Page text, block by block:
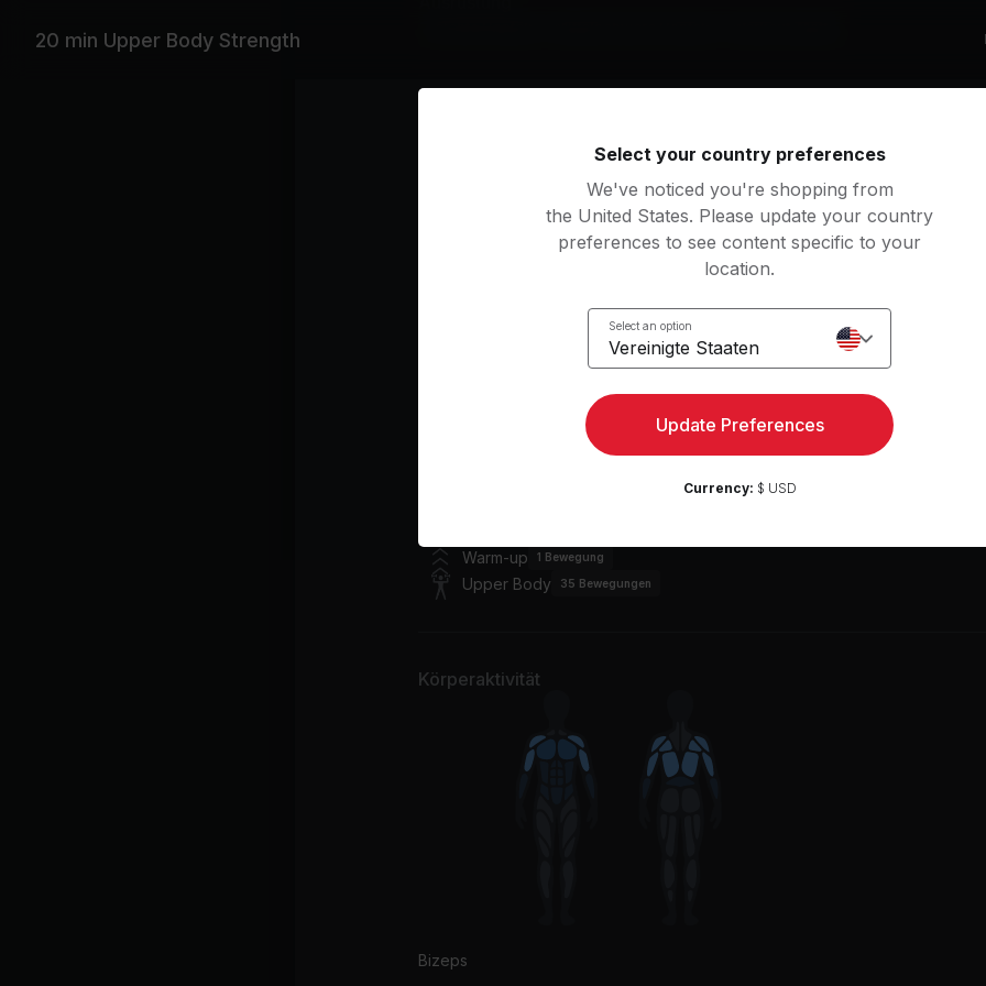
20 min Upper Body Strength
R3hab, Tate McRae, Quintino, Kevin McKay
Love No More Merk & Kremont Remix
Gimme Gimme (Club Mix) (feat. Bleech)
Kevin McKay, Lee Cabrera, Bleech
Jen Payne, Leo Wood
Kool & The Gang, Young Franco
Freak (Joe Stone Remix
R3hab, Quintino, Joe
Mehr anzeigen
Warm-up 1 Bewegung
Upper Body
35 Bewegungen
Körperaktivität
Bizeps
Select your country preferences
We've noticed you're shopping from
the United States. Please update your country
preferences to see content specific to your
location.
Select an option
Vereinigte Staaten
Update Preferences
Currency: $ USD